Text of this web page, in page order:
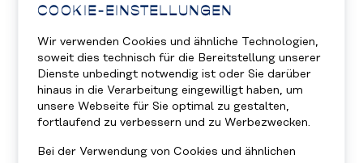
COOKIE-EINSTELLUNGEN
Wir verwenden Cookies und ähnliche Technologien,
soweit dies technisch für die Bereitstellung unserer
Dienste unbedingt notwendig ist oder Sie darüber
hinaus in die Verarbeitung eingewilligt haben, um
unsere Webseite für Sie optimal zu gestalten,
fortlaufend zu verbessern und zu Werbezwecken.
Bei der Verwendung von Cookies und ähnlichen